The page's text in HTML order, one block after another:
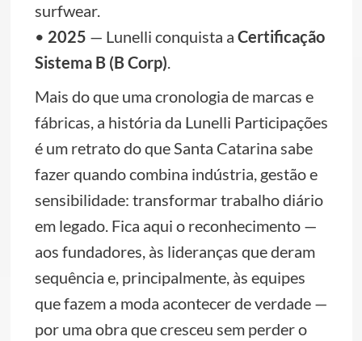
surfwear.
• 2025 — Lunelli conquista a Certificação
Sistema B (B Corp).
Mais do que uma cronologia de marcas e
fábricas, a história da Lunelli Participações
é um retrato do que Santa Catarina sabe
fazer quando combina indústria, gestão e
sensibilidade: transformar trabalho diário
em legado. Fica aqui o reconhecimento —
aos fundadores, às lideranças que deram
sequência e, principalmente, às equipes
que fazem a moda acontecer de verdade —
por uma obra que cresceu sem perder o